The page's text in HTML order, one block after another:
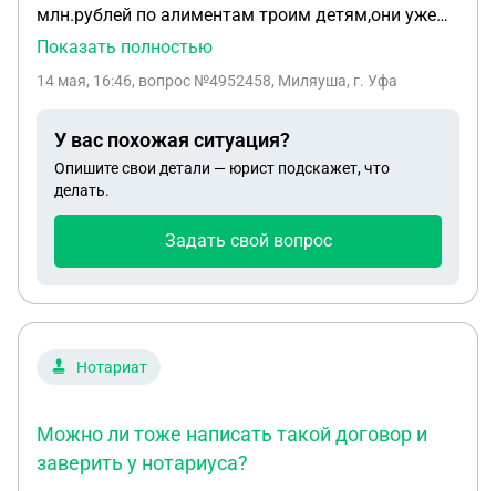
млн.рублей по алиментам троим детям,они уже
совершеннолетние.Ни копейки он за все это
после кончины родителей не оформил и квартиру
сноса ветхого жилья.Сейчас он на сво и с апреля
числится без вести пропавшим.Приставы
бездействуют,хотя я их периодически
узнать можно ли получить долг по алиментам и
Показать полностью
14 мая, 16:46, вопрос №4952458, Миляуша, г. Уфа
У вас похожая ситуация?
Опишите свои детали — юрист подскажет, что
делать.
Задать свой вопрос
Нотариат
Можно ли тоже написать такой договор и
заверить у нотариуса?